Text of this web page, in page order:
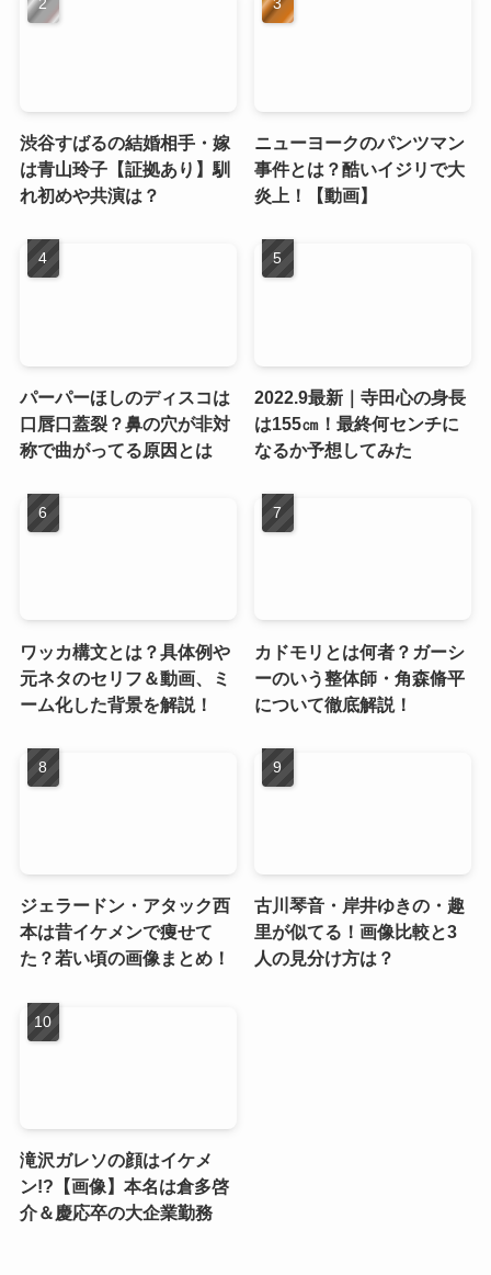
渋谷すばるの結婚相手・嫁
は青山玲子【証拠あり】馴
れ初めや共演は？
ニューヨークのパンツマン
事件とは？酷いイジリで大
炎上！【動画】
パーパーほしのディスコは
口唇口蓋裂？鼻の穴が非対
称で曲がってる原因とは
2022.9最新｜寺田心の身長
は155㎝！最終何センチに
なるか予想してみた
ワッカ構文とは？具体例や
元ネタのセリフ＆動画、ミ
ーム化した背景を解説！
カドモリとは何者？ガーシ
ーのいう整体師・角森脩平
について徹底解説！
ジェラードン・アタック西
本は昔イケメンで痩せて
た？若い頃の画像まとめ！
古川琴音・岸井ゆきの・趣
里が似てる！画像比較と3
人の見分け方は？
滝沢ガレソの顔はイケメ
ン!?【画像】本名は倉多啓
介＆慶応卒の大企業勤務